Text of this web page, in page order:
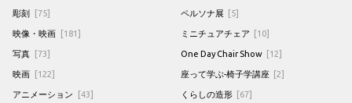
彫刻 [75]
映像・映画 [181]
写真 [73]
映画 [122]
アニメーション [43]
ペルソナ展 [5]
ミニチュアチェア [10]
One Day Chair Show [12]
座って学ぶ-椅子学講座 [2]
くらしの造形 [67]